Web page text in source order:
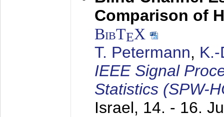
Comparison of
BibTEX
T. Petermann,
IEEE Signal
Statistics (SPW-
Israel, 14. - 16.